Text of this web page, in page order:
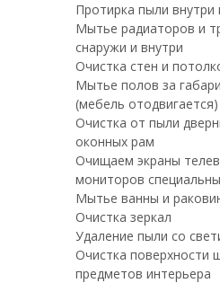
Протирка пыли
Мытье радиаторов и
снаружи и внутри
Очистка стен и
Мытье полов за
(мебель отодвигается)
Очистка от пыли
оконных рам
Очищаем экраны
мониторов
Мытье ванны и
Очистка зеркал
Удаление пыли со
Очистка поверхности
предметов интерьера